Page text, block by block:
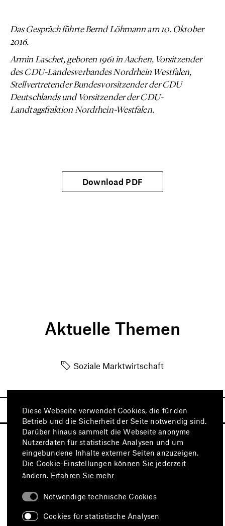
Das Gespräch führte Bernd Löhmann am 10. Oktober
2016.
Armin Laschet, geboren 1961 in Aachen, Vorsitzender
des CDU-Landesverbandes Nordrhein Westfalen,
Stellvertretender Bundesvorsitzender der CDU
Deutschlands und Vorsitzender der CDU-
Landtagsfraktion Nordrhein-Westfalen.
Download PDF
Aktuelle Themen
Soziale Marktwirtschaft
Besuchen Sie auch
Diese Webseite verwendet Cookies, die für den
Betrieb und die Sicherheit der Seite notwendig sind.
Darüber hinaus sammelt die Webseite anonyme
Nutzerdaten für statistische Analysen und um
eingebundene Inhalte externer Seiten anzuzeigen.
Die Cookie-Einstellungen können Sie jederzeit
ändern. Erfahren Sie mehr
Notwendige technische Cookies
Cookies für statistische Analysen